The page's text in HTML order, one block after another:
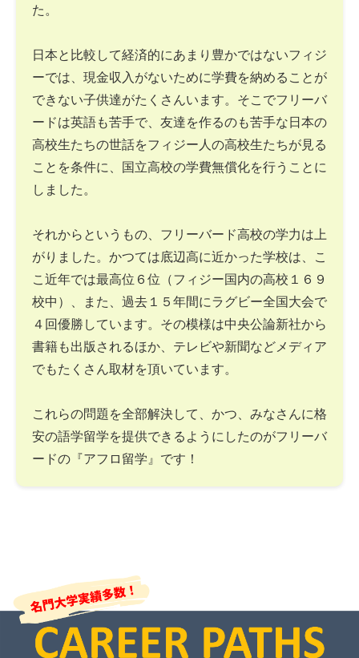
た。
日本と比較して経済的にあまり豊かではないフィジ
ーでは、現金収入がないために学費を納めることが
できない子供達がたくさんいます。そこでフリーバ
ードは英語も苦手で、友達を作るのも苦手な日本の
高校生たちの世話をフィジー人の高校生たちが見る
ことを条件に、国立高校の学費無償化を行うことに
しました。
それからというもの、フリーバード高校の学力は上
がりました。かつては底辺高に近かった学校は、こ
こ近年では最高位６位（フィジー国内の高校１６９
校中）、また、過去１５年間にラグビー全国大会で
４回優勝しています。その模様は中央公論新社から
書籍も出版されるほか、テレビや新聞などメディア
でもたくさん取材を頂いています。
これらの問題を全部解決して、かつ、みなさんに格
安の語学留学を提供できるようにしたのがフリーバ
ードの『アフロ留学』です！